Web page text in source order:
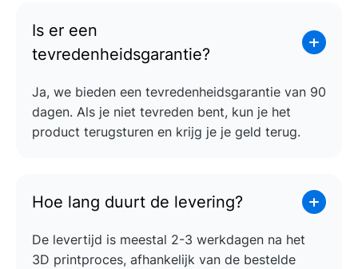
Is er een
tevredenheidsgarantie?
Ja, we bieden een tevredenheidsgarantie van 90
dagen. Als je niet tevreden bent, kun je het
product terugsturen en krijg je je geld terug.
Hoe lang duurt de levering?
De levertijd is meestal 2-3 werkdagen na het
3D printproces, afhankelijk van de bestelde